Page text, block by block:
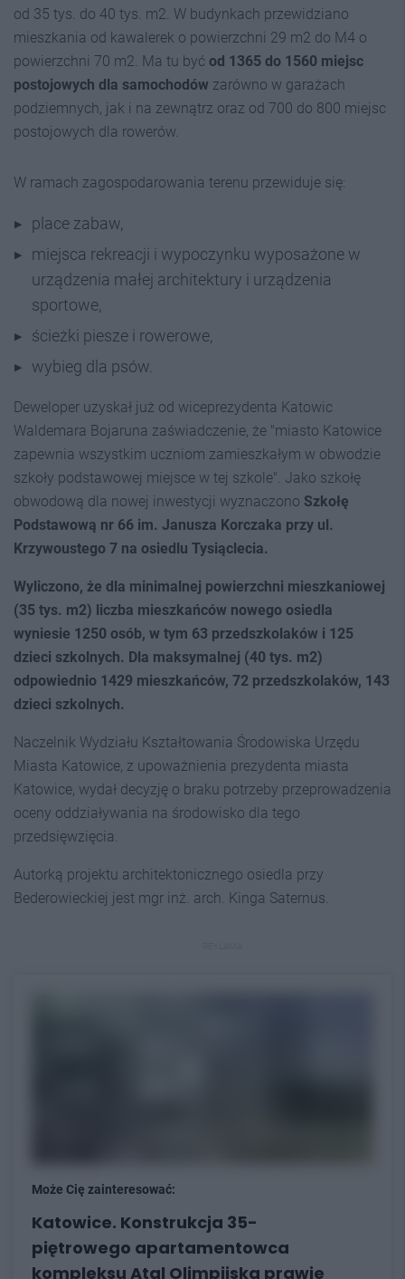
od 35 tys. do 40 tys. m2. W budynkach przewidziano
mieszkania od kawalerek o powierzchni 29 m2 do M4 o
powierzchni 70 m2. Ma tu być od 1365 do 1560 miejsc
postojowych dla samochodów zarówno w garażach
podziemnych, jak i na zewnątrz oraz od 700 do 800 miejsc
postojowych dla rowerów.
W ramach zagospodarowania terenu przewiduje się:
place zabaw,
miejsca rekreacji i wypoczynku wyposażone w
urządzenia małej architektury i urządzenia
sportowe,
ścieżki piesze i rowerowe,
wybieg dla psów.
Deweloper uzyskał już od wiceprezydenta Katowic
Waldemara Bojaruna zaświadczenie, że "miasto Katowice
zapewnia wszystkim uczniom zamieszkałym w obwodzie
szkoły podstawowej miejsce w tej szkole". Jako szkołę
obwodową dla nowej inwestycji wyznaczono Szkołę
Podstawową nr 66 im. Janusza Korczaka przy ul.
Krzywoustego 7 na osiedlu Tysiąclecia.
Wyliczono, że dla minimalnej powierzchni mieszkaniowej
(35 tys. m2) liczba mieszkańców nowego osiedla
wyniesie 1250 osób, w tym 63 przedszkolaków i 125
dzieci szkolnych. Dla maksymalnej (40 tys. m2)
odpowiednio 1429 mieszkańców, 72 przedszkolaków, 143
dzieci szkolnych.
Naczelnik Wydziału Kształtowania Środowiska Urzędu
Miasta Katowice, z upoważnienia prezydenta miasta
Katowice, wydał decyzję o braku potrzeby przeprowadzenia
oceny oddziaływania na środowisko dla tego
przedsięwzięcia.
Autorką projektu architektonicznego osiedla przy
Bederowieckiej jest mgr inż. arch. Kinga Saternus.
Może Cię zainteresować:
Katowice. Konstrukcja 35-
piętrowego apartamentowca
kompleksu Atal Olimpijska prawie